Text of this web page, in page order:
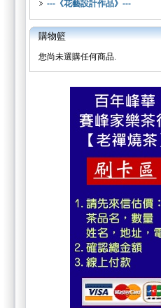
---《花藝設計作品》---
購物籃
您尚未選購任何商品.